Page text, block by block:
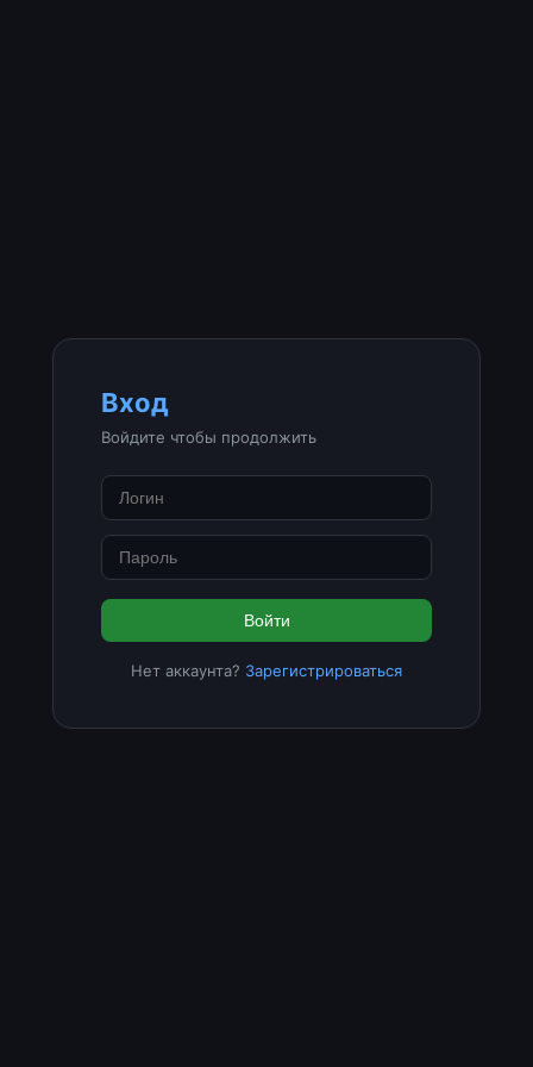
Вход
Войдите чтобы продолжить
Войти
Нет аккаунта? Зарегистрироваться